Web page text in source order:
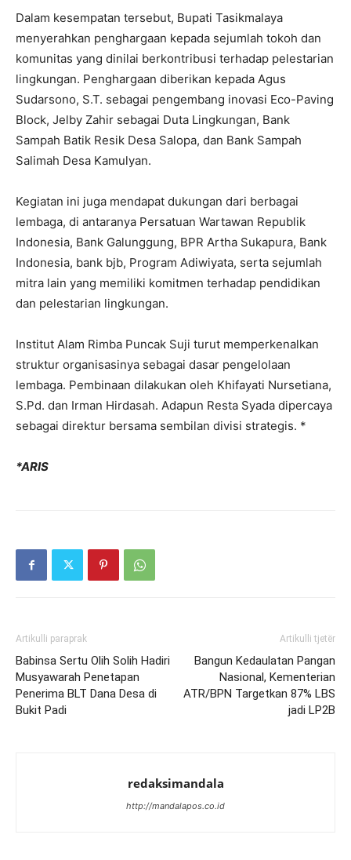
Dalam kesempatan tersebut, Bupati Tasikmalaya
menyerahkan penghargaan kepada sejumlah tokoh dan
komunitas yang dinilai berkontribusi terhadap pelestarian
lingkungan. Penghargaan diberikan kepada Agus
Sudarsono, S.T. sebagai pengembang inovasi Eco-Paving
Block, Jelby Zahir sebagai Duta Lingkungan, Bank
Sampah Batik Resik Desa Salopa, dan Bank Sampah
Salimah Desa Kamulyan.
Kegiatan ini juga mendapat dukungan dari berbagai
lembaga, di antaranya Persatuan Wartawan Republik
Indonesia, Bank Galunggung, BPR Artha Sukapura, Bank
Indonesia, bank bjb, Program Adiwiyata, serta sejumlah
mitra lain yang memiliki komitmen terhadap pendidikan
dan pelestarian lingkungan.
Institut Alam Rimba Puncak Suji turut memperkenalkan
struktur organisasinya sebagai dasar pengelolaan
lembaga. Pembinaan dilakukan oleh Khifayati Nursetiana,
S.Pd. dan Irman Hirdasah. Adapun Resta Syada dipercaya
sebagai direktur bersama sembilan divisi strategis. *
*ARIS
Artikulli paraprak
Babinsa Sertu Olih Solih Hadiri
Musyawarah Penetapan
Penerima BLT Dana Desa di
Bukit Padi
Artikulli tjetër
Bangun Kedaulatan Pangan
Nasional, Kementerian
ATR/BPN Targetkan 87% LBS
jadi LP2B
redaksimandala
http://mandalapos.co.id